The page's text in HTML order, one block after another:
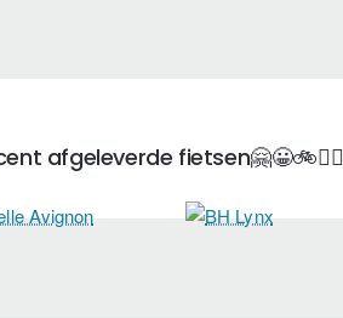
afgeleverde fietsen🤗😀🚲🚴‍♀️